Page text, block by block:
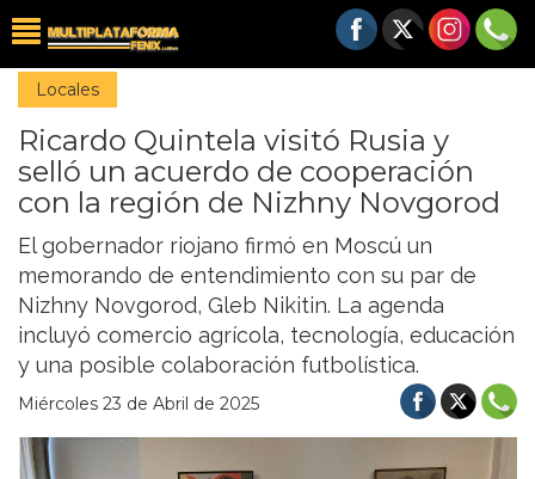
Locales
Ricardo Quintela visitó Rusia y
selló un acuerdo de cooperación
con la región de Nizhny Novgorod
El gobernador riojano firmó en Moscú un
memorando de entendimiento con su par de
Nizhny Novgorod, Gleb Nikitin. La agenda
incluyó comercio agrícola, tecnología, educación
y una posible colaboración futbolística.
Miércoles 23 de Abril de 2025